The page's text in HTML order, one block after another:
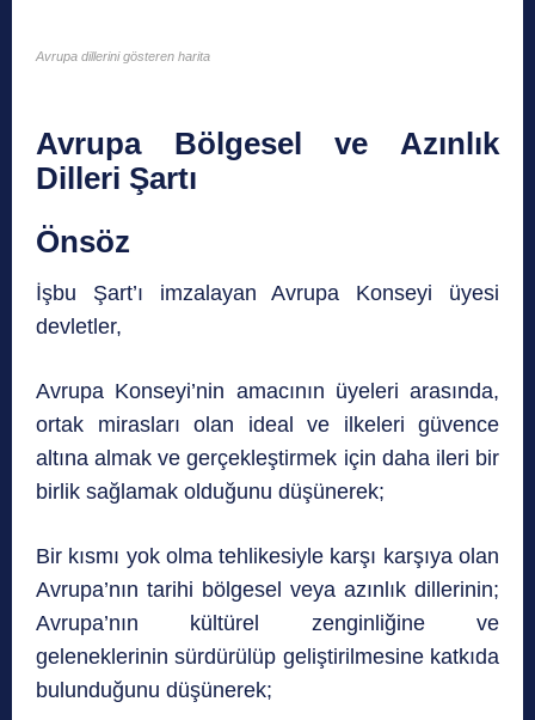
Avrupa dillerini gösteren harita
Avrupa Bölgesel ve Azınlık
Dilleri Şartı
Önsöz
İşbu Şart’ı imzalayan Avrupa Konseyi üyesi
devletler,
Avrupa Konseyi’nin amacının üyeleri arasında,
ortak mirasları olan ideal ve ilkeleri güvence
altına almak ve gerçekleştirmek için daha ileri bir
birlik sağlamak olduğunu düşünerek;
Bir kısmı yok olma tehlikesiyle karşı karşıya olan
Avrupa’nın tarihi bölgesel veya azınlık dillerinin;
Avrupa’nın kültürel zenginliğine ve
geleneklerinin sürdürülüp geliştirilmesine katkıda
bulunduğunu düşünerek;